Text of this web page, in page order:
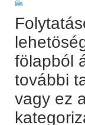
fölapból
további
vagy ez